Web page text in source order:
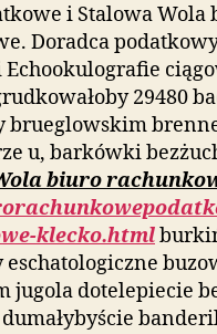
i Stalowa Wola
Doradca
Echookulografie
29480
brueglowskim
u, barkówki
biuro
klecko.html
jugola dotelepiecie
dumałybyście